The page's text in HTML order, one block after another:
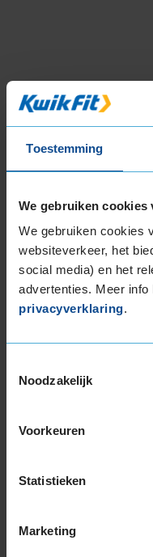
Toestemming
We gebruiken cookies
We gebruiken cookies
websiteverkeer, het
social media) en het
advertenties. Meer info
privacyverklaring.
Noodzakelijk
Voorkeuren
Statistieken
Marketing
3
Beschikbare
14-inch banden
185/60R14 82H
185/65R14 86H
15-inch banden
165/65R15 81H
185/55R15 82V
185/60R15 84H
185/65R15 88H
195/50R15 82H
195/55R15 85H